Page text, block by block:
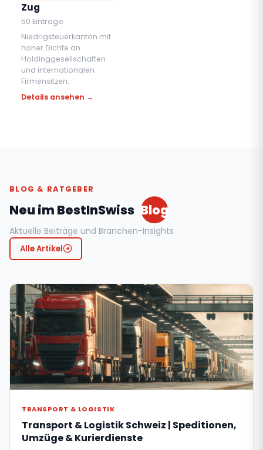
Zug
50 Einträge
Niedrigsteuerkanton mit
hoher Dichte an
Holdinggesellschaften
und internationalen
Firmensitzen.
Details ansehen →
BLOG & RATGEBER
Neu im BestInSwiss Blog
Aktuelle Beiträge und Branchen-Insights
Alle Artikel
TRANSPORT & LOGISTIK
Transport & Logistik Schweiz | Speditionen,
Umzüge & Kurierdienste